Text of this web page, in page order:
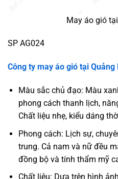
May áo gió
SP AG024
Công ty may áo gió tại Quảng
Màu sắc chủ đạo: Màu
phong cách thanh lịch,
Chất liệu nhẹ, kiểu dáng
Phong cách: Lịch sự,
trung. Cả nam và nữ đều
đồng bộ và tính thẩm mỹ
Chất liệu: Dựa trên hình